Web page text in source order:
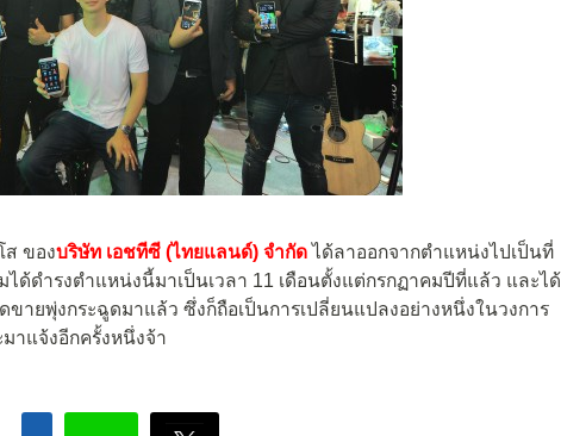
ส ของบริษัท เอชทีซี (ไทยแลนด์) จำกัดได้ลาออกจากตำแหน่งไปเป็นที่
ด้ดำรงตำแหน่งนี้มาเป็นเวลา 11 เดือนตั้งแต่กรกฏาคมปีที่แล้ว และได้
ขายพุ่งกระฉูดมาแล้ว ซึ่งก็ถือเป็นการเปลี่ยนแปลงอย่างหนึ่งในวงการ
าแจ้งอีกครั้งหนึ่งจ้า